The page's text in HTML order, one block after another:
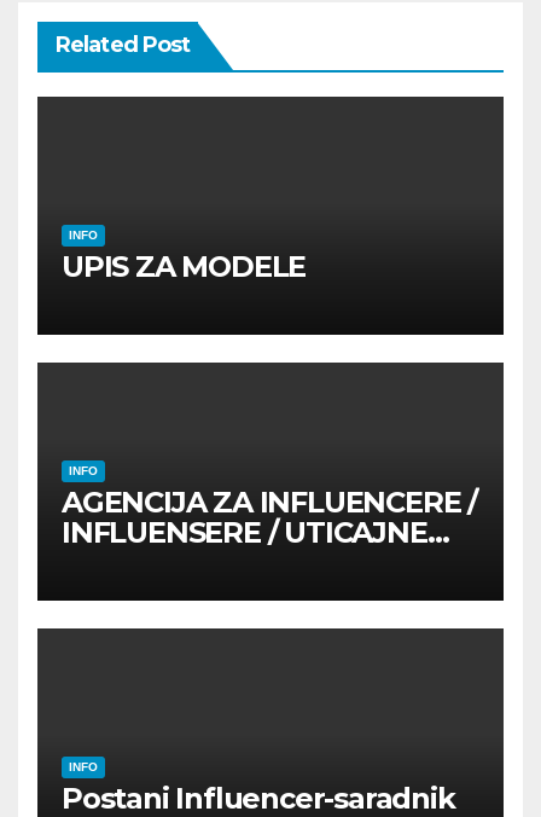
Related Post
INFO
UPIS ZA MODELE
INFO
AGENCIJA ZA INFLUENCERE /
INFLUENSERE / UTICAJNE
INFO
Postani Influencer-saradnik